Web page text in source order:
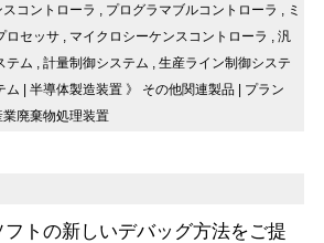
コントローラ プログラマブルコントローラ
ミ
ロセッサ マイクロシーケンスコントローラ
汎
テム 計量制御システム
生産ライン制御システ
ム | 半導体製造装置 》 その他関連製品 | プラン
業廃棄物処理装置
トの新しいデバッグ方法をご提